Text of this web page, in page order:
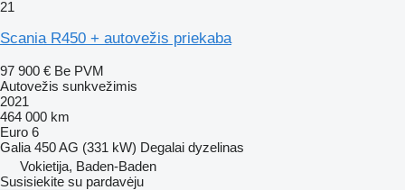
21
Scania R450 + autovežis priekaba
97 900 € Be PVM
Autovežis sunkvežimis
2021
464 000 km
Euro 6
Galia 450 AG (331 kW) Degalai dyzelinas
Vokietija, Baden-Baden
Susisiekite su pardavėju